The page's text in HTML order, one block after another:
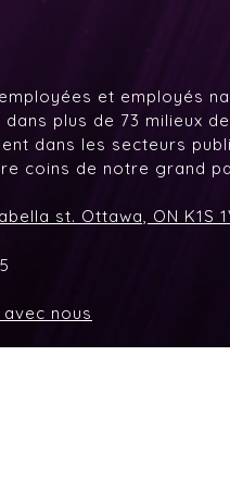
et employés
dans plus de 73 milieux
dans les secteurs
coins de notre grand
st. Ottawa, ON K1S
avec nous